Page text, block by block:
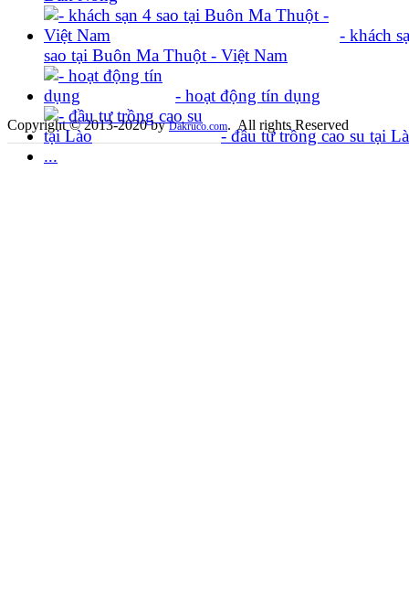
- khách
sao tại Buôn Ma Thuột - Việt Nam
- hoạt động tín dụng
- đầu tư trồng cao su tại
...
Copyright © 2013-2020 byDakruco.com. All rights Reserved